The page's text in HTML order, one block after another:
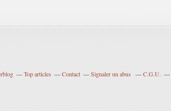
Top articles Contact Signaler un abus C.G.U.